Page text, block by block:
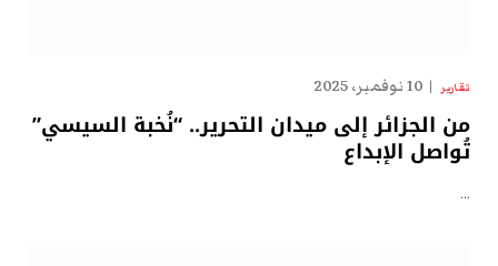
تقارير 10 نوفمبر، 2025
من الجزائر إلى ميدان التحرير.. “نُخبة السيسي”
تُواصل الإبداع
…